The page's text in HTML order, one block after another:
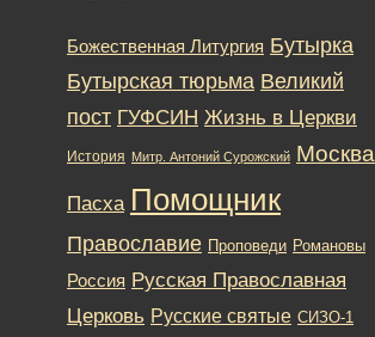
Божественная Литургия Бутырка
Бутырская тюрьма Великий
пост ГУФСИН Жизнь в Церкви
История Митр. Антоний Сурожский Москва
Пасха Помощник
Православие Проповеди Романовы
Россия Русская Православная
Церковь Русские святые СИЗО-1